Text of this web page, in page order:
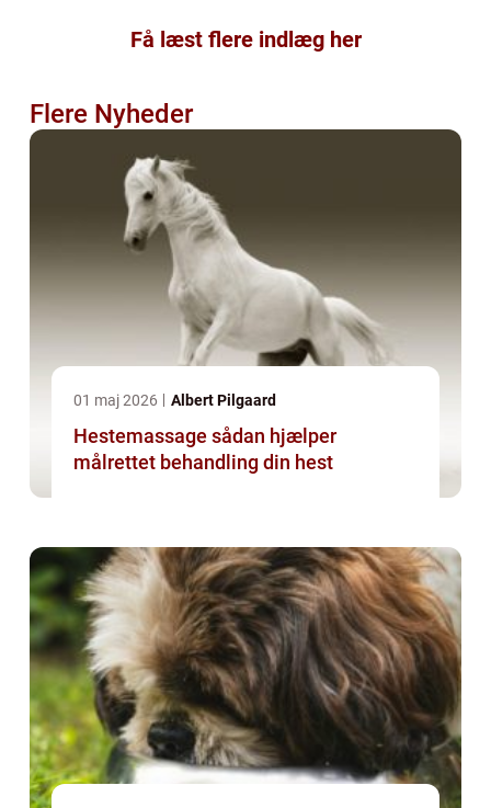
Få læst flere indlæg her
Flere Nyheder
01 maj 2026 Albert Pilgaard
Hestemassage sådan hjælper
målrettet behandling din hest